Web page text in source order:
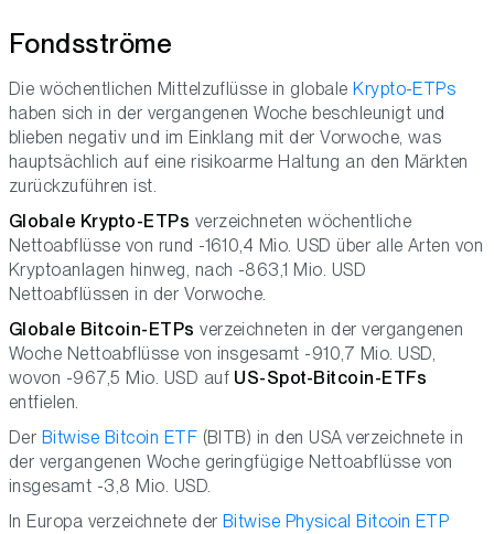
Fondsströme
Die wöchentlichen Mittelzuflüsse in globale Krypto-ETPs
haben sich in der vergangenen Woche beschleunigt und
blieben negativ und im Einklang mit der Vorwoche, was
hauptsächlich auf eine risikoarme Haltung an den Märkten
zurückzuführen ist.
Globale Krypto-ETPs verzeichneten wöchentliche
Nettoabflüsse von rund -1610,4 Mio. USD über alle Arten von
Kryptoanlagen hinweg, nach -863,1 Mio. USD
Nettoabflüssen in der Vorwoche.
Globale Bitcoin-ETPs verzeichneten in der vergangenen
Woche Nettoabflüsse von insgesamt -910,7 Mio. USD,
wovon -967,5 Mio. USD auf US-Spot-Bitcoin-ETFs
entfielen.
Der Bitwise Bitcoin ETF (BITB) in den USA verzeichnete in
der vergangenen Woche geringfügige Nettoabflüsse von
insgesamt -3,8 Mio. USD.
In Europa verzeichnete der Bitwise Physical Bitcoin ETP